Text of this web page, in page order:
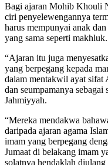
Bagi ajaran Mohib Khouli
ciri penyelewengannya
harus mempunyai anak
yang sama seperti makhluk.
“Ajaran itu juga
yang berpegang kepada
dalam mentakwil ayat
dan seumpamanya sebagai
Jahmiyyah.
“Mereka mendakwa
daripada ajaran agama
imam yang berpegang
Jumaat di belakang imam
solatnya hendaklah